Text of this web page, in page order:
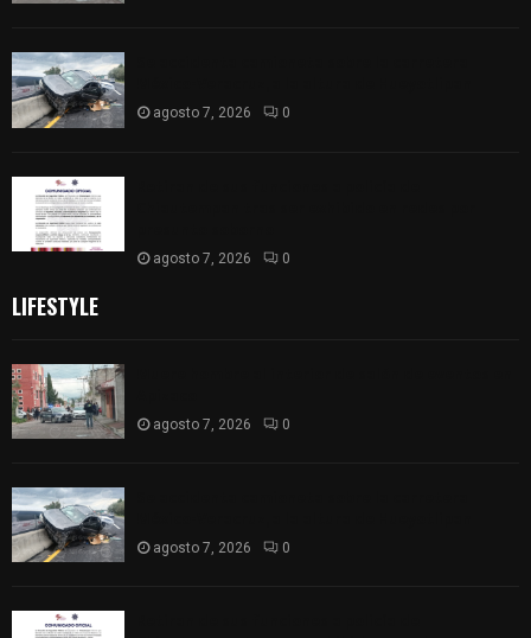
agosto 7, 2026 0
agosto 7, 2026 0
LIFESTYLE
agosto 7, 2026 0
agosto 7, 2026 0